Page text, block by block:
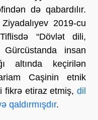
də qabardılır.
2019-cu
“Dövlət dili,
insan
altında keçirilən
Caşinin etnik
fikrə etiraz etmiş, dil
qaldırmışdır.